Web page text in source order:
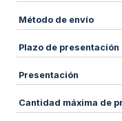
Método de envío
Plazo de
Presentación
Cantidad máxima de